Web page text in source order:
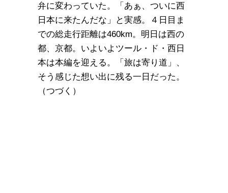
弁に変わっていた。「あぁ、ついに西
日本に来たんだな」と実感。４日目ま
での総走行距離は460km。明日は西の
都、京都。いよいよツール・ド・西日
本は本編を迎える。「旅は寄り道」、
そう感じた想い出に残る一日だった。
（つづく）